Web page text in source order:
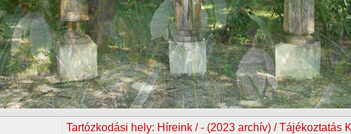
Tartózkodási hely: Híreink / - (2023 archív) / Tájékoztatás